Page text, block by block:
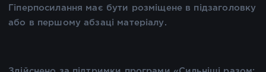
Гіперпосилання має бути розміщене в підзаголовку
або в першому абзаці матеріалу.